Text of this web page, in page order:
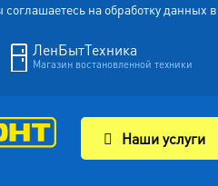
соглашаетесь на обработку
ЛенБытТехника
Магазин востановленной техники
Наши услуги